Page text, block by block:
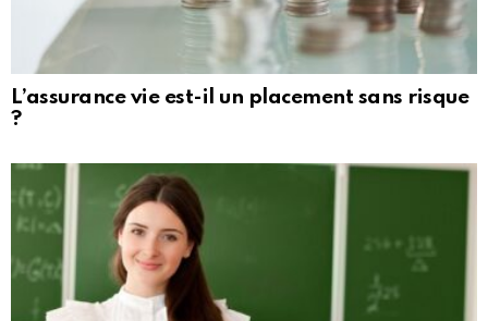
L’assurance vie est-il un placement sans risque
?